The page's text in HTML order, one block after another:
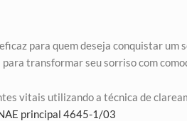
para quem deseja conquistar
transformar seu sorriso com
vitais utilizando a técnica de
principal 4645-1/03